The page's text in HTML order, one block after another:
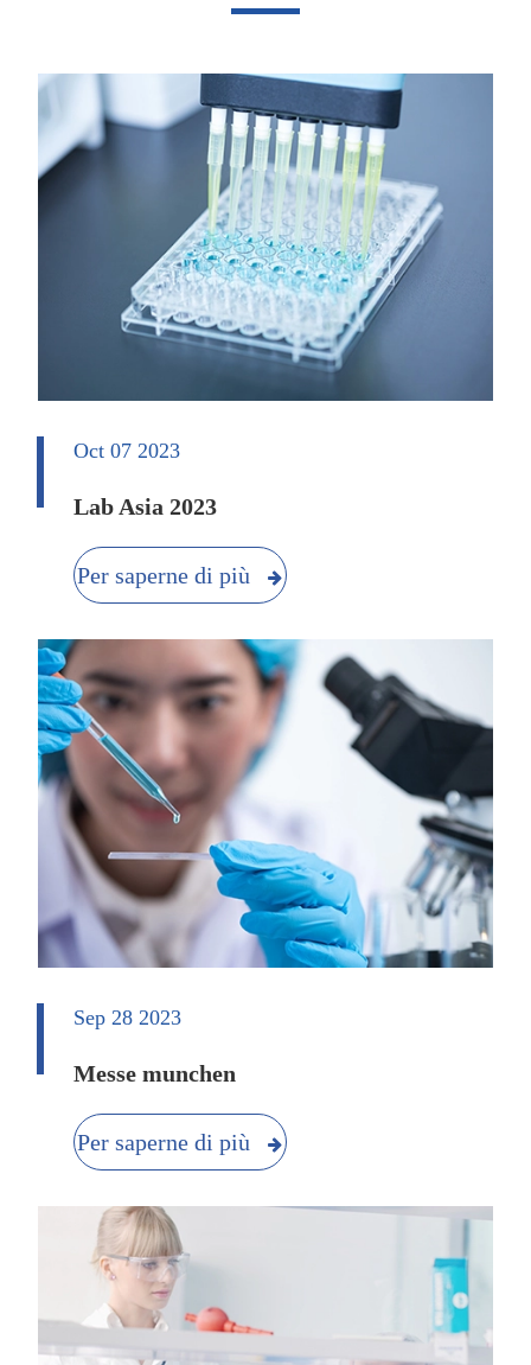
Oct 07 2023
Lab Asia 2023
Per saperne di più
Sep 28 2023
Messe munchen
Per saperne di più